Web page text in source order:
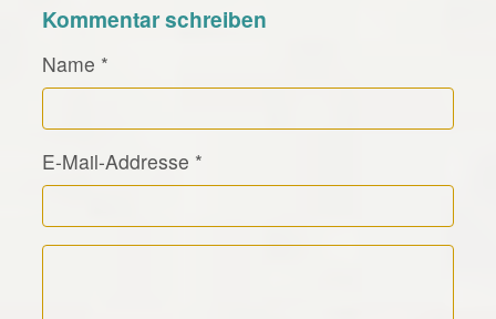
Kommentar schreiben
Name *
E-Mail-Addresse *
Kommentar Text